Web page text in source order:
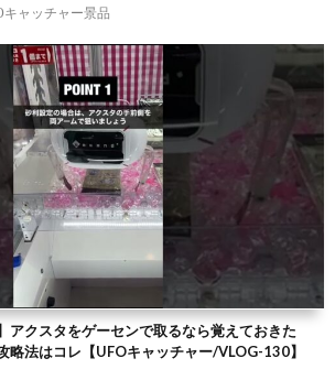
キャッチャー景品
アクスタをゲーセンで取るなら覚えておきた
略法はコレ【UFOキャッチャー/VLOG-130】